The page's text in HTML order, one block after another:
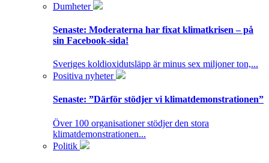
Dumheter
Senaste: Moderaterna har fixat klimatkrisen – på
sin Facebook-sida!
Sveriges koldioxidutsläpp är minus sex miljoner ton,...
Positiva nyheter
Senaste: ”Därför stödjer vi klimatdemonstrationen”
Över 100 organisationer stödjer den stora
klimatdemonstrationen...
Politik